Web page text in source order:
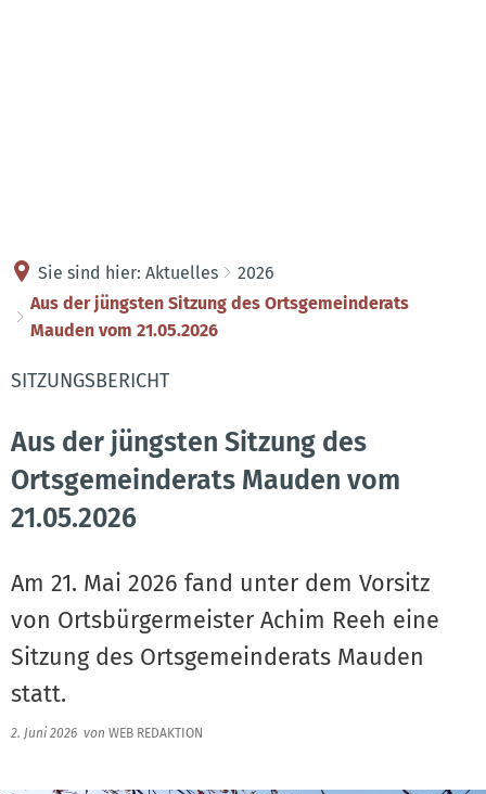
Sie sind hier: Aktuelles
2026
Aus der jüngsten Sitzung des Ortsgemeinderats
Mauden vom 21.05.2026
SITZUNGSBERICHT
Aus der jüngsten Sitzung des
Ortsgemeinderats Mauden vom
21.05.2026
Am 21. Mai 2026 fand unter dem Vorsitz
von Ortsbürgermeister Achim Reeh eine
Sitzung des Ortsgemeinderats Mauden
statt.
2. Juni 2026 von WEB REDAKTION